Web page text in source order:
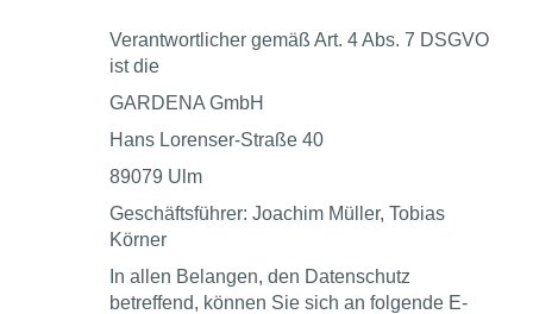
Verantwortlicher gemäß Art. 4 Abs. 7 DSGVO
ist die
GARDENA GmbH
Hans Lorenser-Straße 40
89079 Ulm
Geschäftsführer: Joachim Müller, Tobias
Körner
In allen Belangen, den Datenschutz
betreffend, können Sie sich an folgende E-